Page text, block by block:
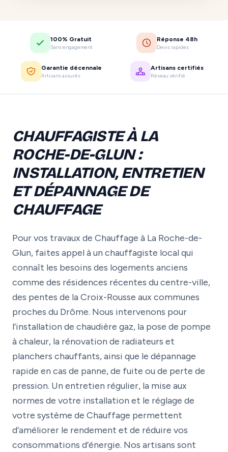
100% Gratuit
Sans engagement
Réponse 48h
Devis rapides
Garantie décennale
Artisans assurés
Artisans certifiés
Réseau vérifié
CHAUFFAGISTE À LA
ROCHE-DE-GLUN :
INSTALLATION, ENTRETIEN
ET DÉPANNAGE DE
CHAUFFAGE
Pour vos travaux de Chauffage à La Roche-de-
Glun, faites appel à un chauffagiste local qui
connaît les besoins des logements anciens
comme des résidences récentes du centre-ville,
des pentes de la Croix-Rousse aux communes
proches du Drôme. Nous intervenons pour
l’installation de chaudière gaz, la pose de pompe
à chaleur, la rénovation de radiateurs et
planchers chauffants, ainsi que le dépannage
rapide en cas de panne, de fuite ou de perte de
pression. Un entretien régulier, la mise aux
normes de votre installation et le réglage de
votre système de Chauffage permettent
d’améliorer le rendement et de réduire vos
consommations d’énergie. Nos artisans sont